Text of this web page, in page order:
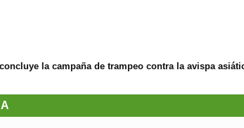
la campaña de trampeo contra la avispa